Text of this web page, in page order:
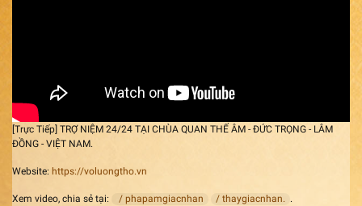
[Trực Tiếp] TRỢ NIỆM 24/24 TẠI CHÙA QUAN THẾ ÂM - ĐỨC TRỌNG - LÂM
ĐỒNG - VIỆT NAM.
Website: https://voluongtho.vn
Xem video, chia sẻ tại: / phapamgiacnhan / thaygiacnhan. .